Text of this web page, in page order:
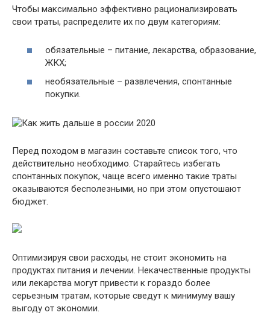
Чтобы максимально эффективно рационализировать
свои траты, распределите их по двум категориям:
обязательные – питание, лекарства, образование,
ЖКХ;
необязательные – развлечения, спонтанные
покупки.
Перед походом в магазин составьте список того, что
действительно необходимо. Старайтесь избегать
спонтанных покупок, чаще всего именно такие траты
оказываются бесполезными, но при этом опустошают
бюджет.
Оптимизируя свои расходы, не стоит экономить на
продуктах питания и лечении. Некачественные продукты
или лекарства могут привести к гораздо более
серьезным тратам, которые сведут к минимуму вашу
выгоду от экономии.